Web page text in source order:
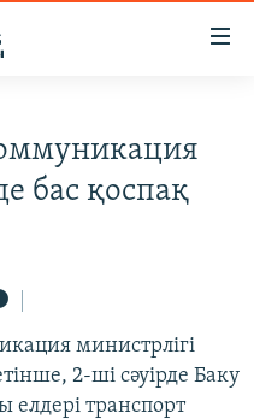
бас қоспақ
министрлігі
2-ші сәуірде Баку
елдері транспорт